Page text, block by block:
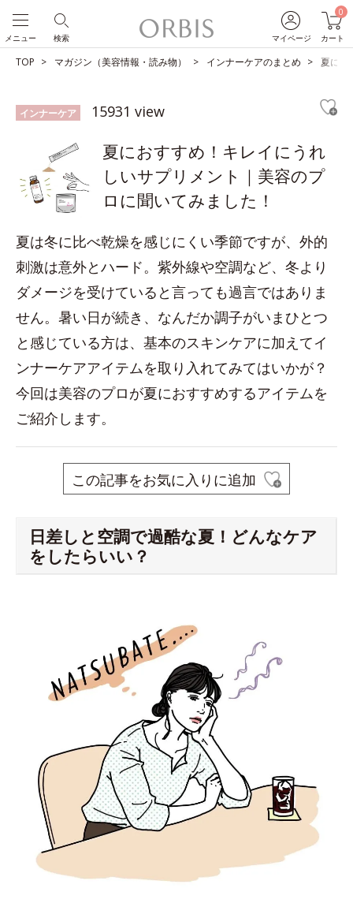
マイページ
0
カート
検索
メニュー
TOP マガジン（美容情報・読み物） インナーケアのまとめ 夏にお
インナーケア 15931 view
夏におすすめ！キレイにうれ
しいサプリメント｜美容のプ
ロに聞いてみました！
夏は冬に比べ乾燥を感じにくい季節ですが、外的
刺激は意外とハード。紫外線や空調など、冬より
ダメージを受けていると言っても過言ではありま
せん。暑い日が続き、なんだか調子がいまひとつ
と感じている方は、基本のスキンケアに加えてイ
ンナーケアアイテムを取り入れてみてはいかが？
今回は美容のプロが夏におすすめするアイテムを
ご紹介します。
この記事をお気に入りに追加
日差しと空調で過酷な夏！どんなケア
をしたらいい？